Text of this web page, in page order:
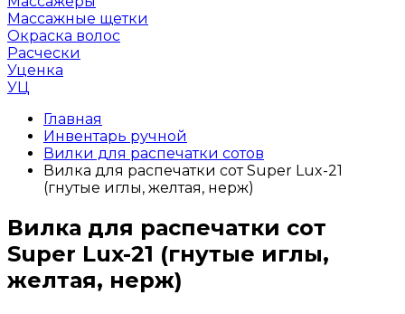
Массажные щетки
Окраска волос
Расчески
Уценка
УЦ
Главная
Инвентарь ручной
Вилки для распечатки сотов
Вилка для распечатки сот Super Lux-21
(гнутые иглы, желтая, нерж)
Вилка для распечатки сот
Super Lux-21 (гнутые иглы,
желтая, нерж)